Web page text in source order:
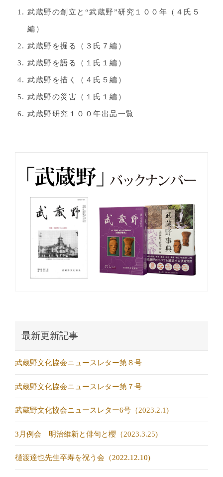
武蔵野の創立と“武蔵野”研究１００年（４氏５
編）
武蔵野を掘る（３氏７編）
武蔵野を語る（１氏１編）
武蔵野を描く（４氏５編）
武蔵野の災害（１氏１編）
武蔵野研究１００年出品一覧
最新更新記事
武蔵野文化協会ニュースレター第８号
武蔵野文化協会ニュースレター第７号
武蔵野文化協会ニュースレター6号（2023.2.1)
3月例会 明治維新と俳句と櫻（2023.3.25)
樋渡達也先生卒寿を祝う会（2022.12.10)